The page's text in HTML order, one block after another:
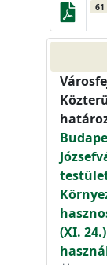
61
(XI.